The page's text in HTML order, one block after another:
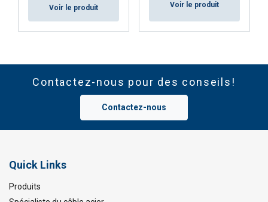
Voir le produit Voir le produit
Contactez-nous pour des conseils!
Contactez-nous
Quick Links
Produits